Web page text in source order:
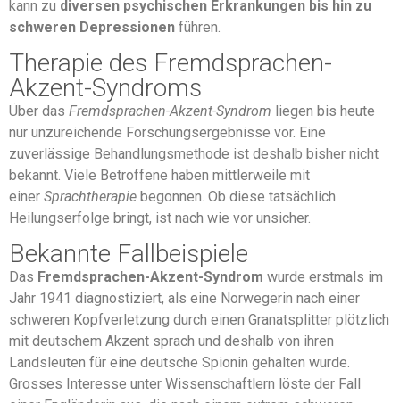
kann zu diversen psychischen Erkrankungen bis hin zu
schweren Depressionen führen.
Therapie des Fremdsprachen-
Akzent-Syndroms
Über das Fremdsprachen-Akzent-Syndrom liegen bis heute
nur unzureichende Forschungsergebnisse vor. Eine
zuverlässige Behandlungsmethode ist deshalb bisher nicht
bekannt. Viele Betroffene haben mittlerweile mit
einer Sprachtherapie begonnen. Ob diese tatsächlich
Heilungserfolge bringt, ist nach wie vor unsicher.
Bekannte Fallbeispiele
Das Fremdsprachen-Akzent-Syndrom wurde erstmals im
Jahr 1941 diagnostiziert, als eine Norwegerin nach einer
schweren Kopfverletzung durch einen Granatsplitter plötzlich
mit deutschem Akzent sprach und deshalb von ihren
Landsleuten für eine deutsche Spionin gehalten wurde.
Grosses Interesse unter Wissenschaftlern löste der Fall